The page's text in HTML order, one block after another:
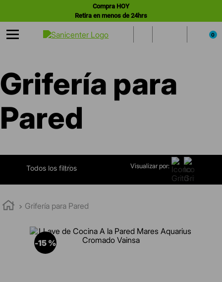
Compra HOY
Retira en menos de 24hrs
0
Grifería para
Pared
FILTRAR Visualizar por:
Grifería para Pared
-15 %